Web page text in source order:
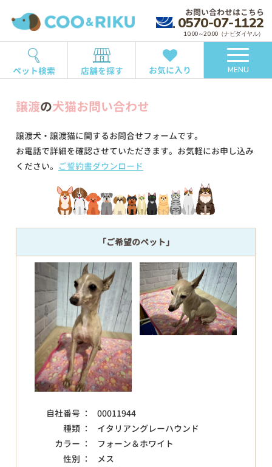
お問い合わせはこちら
0570-07-1122
10:00～20:00（ナビダイヤル）
ペット検索 店舗を探す お気に入り MENU
譲渡の犬猫お問い合わせ
譲渡犬・譲渡猫に関するお問合せフォームです。
お電話で詳細を確認させていただきます。お気軽にお申し込み
ください。 ご誓約書ダウンロード
「ご希望のペット」
自社番号 ：
00011944
種類 ：
イタリアングレーハウンド
カラー ：
フォーン＆ホワイト
性別 ：
メス